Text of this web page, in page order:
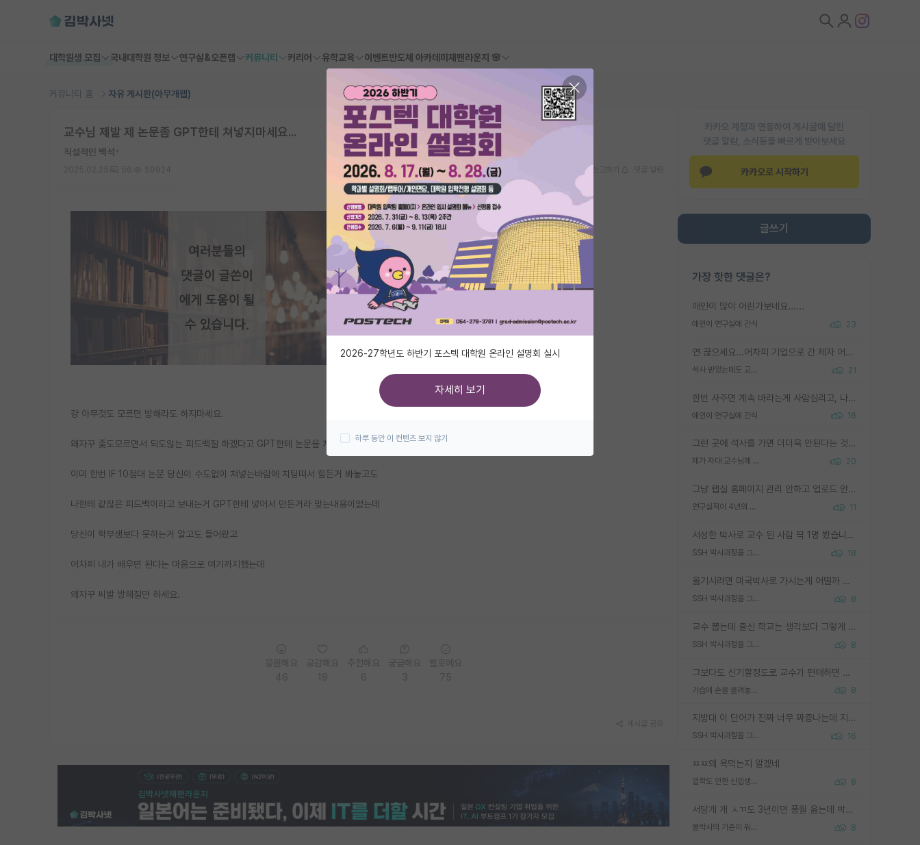
대학원생 모집 국내대학원 정보 연구실&오픈랩 커뮤니티 커리어 유학교육 이벤트반도체 아카데미 재팬라운지 🌸
커뮤니티 홈 자유 게시판(아무개랩)
카카오 계정과 연동하여 게시글에 달린
댓글 알람, 소식등을 빠르게 받아보세요
카카오로 시작하기
글쓰기
가장 핫한 댓글은?
애인이 많이 어린가보네요......
애인이 연구실에 간식 23
연 끊으세요...어차피 기업으로 간 제자 어떻게 못합니다. 기업에서는 교수들 사기꾼으로 보는 시선도 강하고, 앞에서나 교수님하고 떠받들어주지 많이 무시합니다. 영향력도 0에 수렴합니다. 그리고 생각해보십시오. 석사로 기업간 제자가 무슨 힘이 있다고 과제를 달라고 합니까? 말만 교수지 무능력자라고 생각합니다. 세금이 아깝습니다.
석사 받았는데도 교수랑 연락한다. 21
한번 사주면 계속 바라는게 사람심리고, 나중에 안사주면 말이 나옵니다. 그리고 작성자분 커플이 한번 그런 행동을 하면, 선례로 남아 이상하게도 문화로 자리잡을수도 있습니다. 애꿎은 다른 학생들은 생각도 안했는데, 간식을 사가야하는 피해를 볼 수 있습니다. 다 경험에서 우러나온 댓글입니다... 제발 이상한 선례를 만들지 마세요.
애인이 연구실에 간식 16
그런 곳에 석사를 가면 더더욱 안된다는 것을 깨달으시면 된겁니다!
제가 자대 교수님께 무례하게 행동한 걸까요? 20
그냥 랩실 홈페이지 관리 안하고 업로드 안한거 아님?
연구실적이 4년의 공백이 있는거 어떻게 생각하냐 11
서성한 박사로 교수 된 사람 딱 1명 봤습니다. 근데 지방대 박사로 교수된 거는 기적이 일어나야되요. 서성한 학부부터여도 빡센게 교수임용일텐데 지방대박사로 무슨 교수가 되나요...... 중소기업/중견기업 팀장급/연구소장급이나 될거 같네요.
SSH 박사과정을 그만두고 지방대 박사로 옮기면 교수의 꿈은 끝일까요? 18
옮기시려면 미국박사로 가시는게 어떨까 싶네요. 교수가 꿈이면 미국박사 하고 미국교수 까지 같이 노리시는게 기회가 많지 않을까요?
SSH 박사과정을 그만두고 지방대 박사로 옮기면 교수의 꿈은 끝일까요? 8
교수 뽑는데 출신 학교는 생각보다 그렇게 안 봄. 앞으로는 더 안 보게 될거임. 박사는 어디서 진행해도 됨. 단, 제대로 쌓고 좋은 실적 만들 수 있다면. 그런데 지방대는 그럴 가능성이 지극히 낮음. 나만 열심히 잘 하면 된다? 인간은 주변 환경에 지배되는 나약한 존재임. 주변의 지방대 대학원생과 섞이고 지방 특유의 여유로움 또는 나쁘게 얘기해서 나태함에 젖어 살다보면 교수의 꿈 자체를 잊어버리게 될 가능성도 있음. 주변 환경이 70~80%임.
SSH 박사과정을 그만두고 지방대 박사로 옮기면 교수의 꿈은 끝일까요? 8
그보다도 신기할정도로 교수가 편애하면 그사람만 논문이 되더라구요 내용이 다른 사람보다 허접해도요
가슴에 손을 올려놓고 싫어하는 사람 불공정하게 리뷰 8
지방대 이 단어가 진짜 너무 짜증나는데 지방대면 다 그냥 쓰레기인가요? 무슨 말 같지도 않은 댓글들이 있는건지??? 지방에도 충분히 좋은 대학 많고 충분히 잘하는 교수님들 많습니다 포항공대 4개 IST 대표 지거국들 여기 모두 다 지방에 있고 여기 출신들 중에 교수하는 분들 적지 않습니다 지거국 출신이 무슨 교수를 하냐?라고 생각할 사람들 많은데 상위 대표 지거국에 아웃라이어들 많습니다 결국 개인의 연구역량과 실적이 중요합니다 이 역량을 펼치는데 있어서 지도교수와의 합도 중요합니다. 그리고 경력이 필요하면 해외포닥까지 다녀오세요
SSH 박사과정을 그만두고 지방대 박사로 옮기면 교수의 꿈은 끝일까요? 16
ㅉㅉ왜 욕먹는지 알겠네
입학도 안한 신입생이 원래 관심을 받나요 8
서당개 개 ㅅㄲ도 3년이면 풍월 읊는데 박사 5년 이상 대리고 있으면서 물된건 교수 탓 맞는ㄱ게 거기가 서당이 아니란 소리임
물박사의 기준이 뭐임? 8
교수님 제발 제 논문좀 GPT한테 쳐넣지마세요...
직설적인 백석
걍 아무것도 모르면 방해라도 하지마세요.
왜자꾸 좆도모르면서 되도않는 피드백질 하겠다고 GPT한테 논문을 쳐넣으세요
이미 한번 IF 10점대 논문 당신이 수도없이 쳐넣는바람에 치팅떠서 힘든거 봐놓고도
나한테 같잖은 피드백이라고 보내는거 GPT한테 넣어서 만든거라 맞는내용이없는데
당신이 학부생보다 못하는거 알고도 들어왔고
어차피 내가 배우면 된다는 마음으로 여기까지했는데
왜자꾸 씨발 방해질만 하세요.
2026-27학년도 하반기 포스텍 대학원 온라인 설명회 실시
자세히 보기
하루 동안 이 컨텐츠 보지 않기